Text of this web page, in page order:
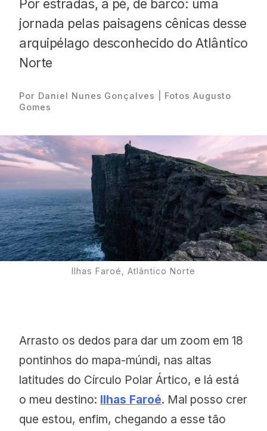
Por estradas, a pé, de barco: uma
jornada pelas paisagens cênicas desse
arquipélago desconhecido do Atlântico
Norte
Por Daniel Nunes Gonçalves | Fotos Augusto
Gomes
Ilhas Faroé, Atlântico Norte
Arrasto os dedos para dar um zoom em 18
pontinhos do mapa-múndi, nas altas
latitudes do Círculo Polar Ártico, e lá está
o meu destino: Ilhas Faroé. Mal posso crer
que estou, enfim, chegando a esse tão